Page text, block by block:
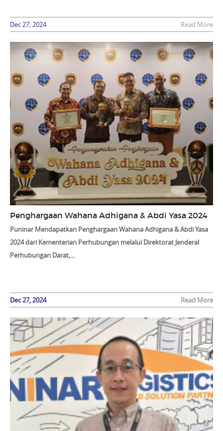
Dec 27, 2024 Read More
Penghargaan Wahana Adhigana & Abdi Yasa 2024
Puninar Mendapatkan Penghargaan Wahana Adhigana & Abdi Yasa
2024 dari Kementerian Perhubungan melalui Direktorat Jenderal
Perhubungan Darat,...
Dec 27, 2024 Read More